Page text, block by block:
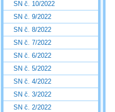
SN č. 10/2022
SN č. 9/2022
SN č. 8/2022
SN č. 7/2022
SN č. 6/2022
SN č. 5/2022
SN č. 4/2022
SN č. 3/2022
SN č. 2/2022